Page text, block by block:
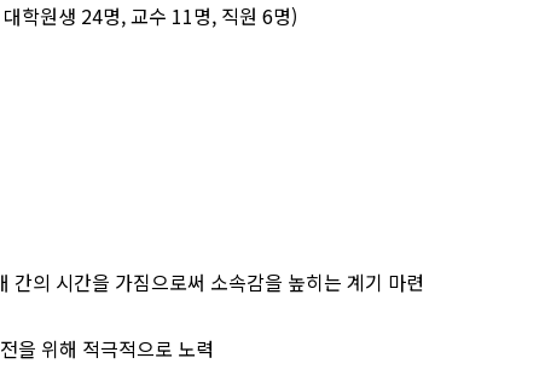
학원생 24명, 교수 11명, 직원 6명)
간의 시간을 가짐으로써 소속감을 높히는 계기 마련
을 위해 적극적으로 노력